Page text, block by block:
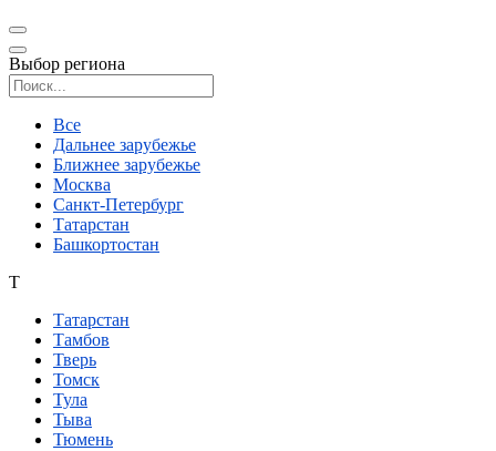
Выбор региона
Все
Дальнее зарубежье
Ближнее зарубежье
Москва
Санкт-Петербург
Татарстан
Башкортостан
Т
Татарстан
Тамбов
Тверь
Томск
Тула
Тыва
Тюмень